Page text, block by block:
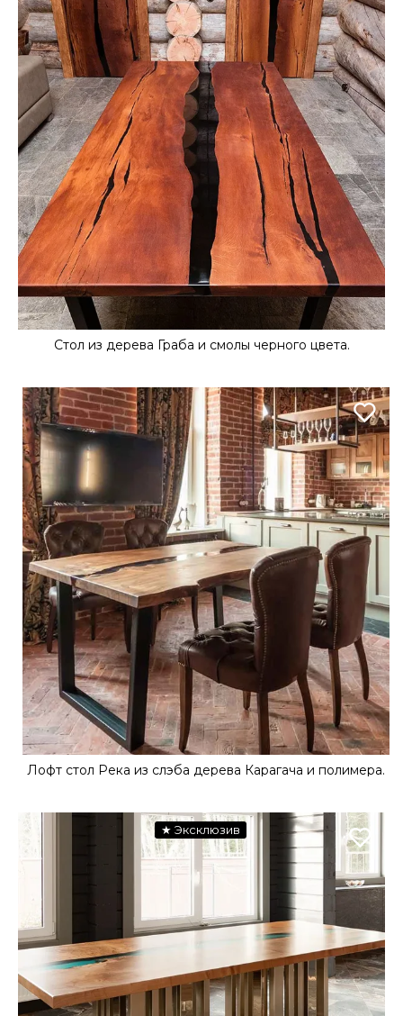
Стол из дерева Граба и смолы черного цвета.
Лофт стол Река из слэба дерева Карагача и полимера.
★ Эксклюзив